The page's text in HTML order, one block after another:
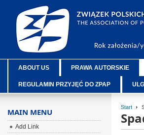
ABOUT US PRAWA AUTORSKIE
REGULAMIN PRZYJĘĆ DO ZPAP
Start
MAIN MENU
Add Link